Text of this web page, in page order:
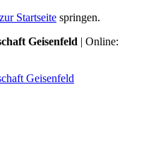
zur Startseite springen.
Geisenfeld | Online: